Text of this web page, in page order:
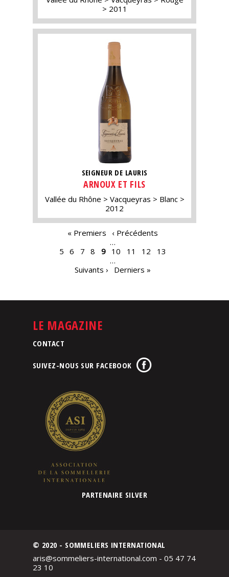
2011
SEIGNEUR DE LAURIS
ARNOUX ET FILS
Vallée du Rhône Vacqueyras
Blanc
2012
« Premiers
‹ Précédents
…
5
6 7 8 9 10 11 12
13
…
Suivants ›
Derniers »
LE MAGAZINE
CONTACT
SUIVEZ-NOUS SUR FACEBOOK
PARTENAIRE SILVER
© 2020 - SOMMELIERS INTERNATIONAL
aris@sommeliers-international.com - 05 47 74
23 10